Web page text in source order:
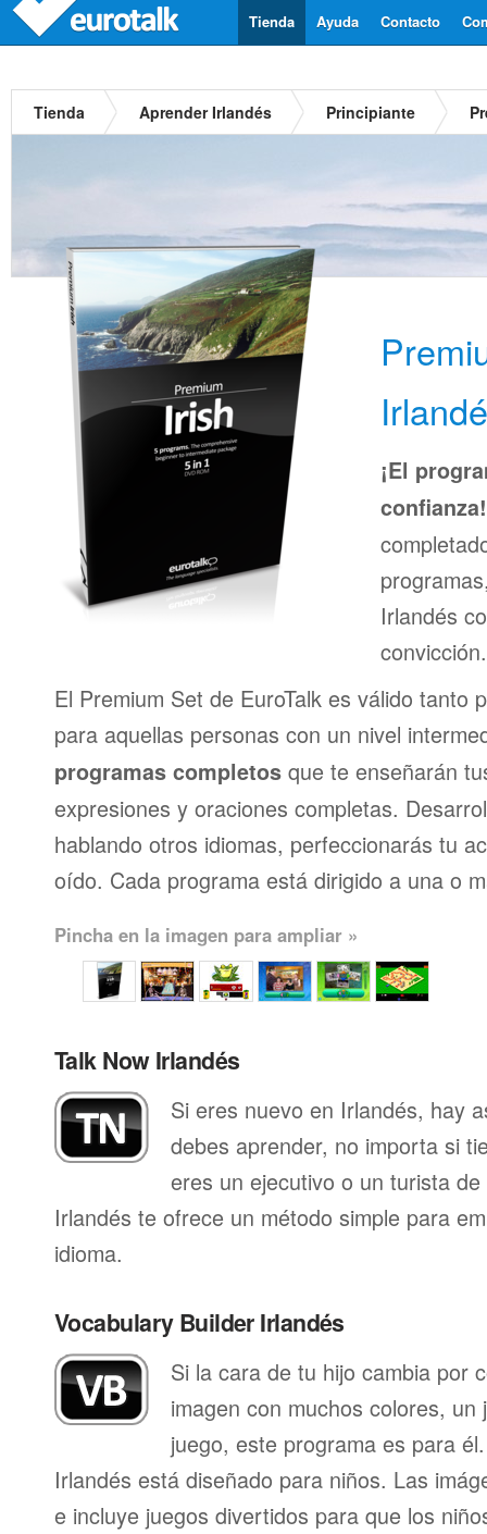
Contacto
Ayuda
Tienda
Tienda Aprender Irlandés Principiante
¡El
confianza!
Irlandés
El Premium Set de EuroTalk es válido tanto
para aquellas personas con un nivel
programas completos que te enseñarán
expresiones y oraciones completas.
hablando otros idiomas, perfeccionarás tu
oído. Cada programa está dirigido a una o
Pincha en la imagen para ampliar »
Talk Now Irlandés
Si eres nuevo en Irlandés, hay
debes aprender, no importa si
eres un ejecutivo o un turista
Irlandés te ofrece un método simple para
idioma.
Vocabulary Builder Irlandés
Si la cara de tu hijo cambia por
imagen con muchos colores,
juego, este programa es para
Irlandés está diseñado para niños. Las
e incluye juegos divertidos para que los